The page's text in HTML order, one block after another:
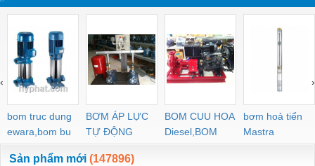
khuôn mẫu Minitor
bom truc dung
ewara,bom bu
ewara
BƠM ÁP LỰC
TỰ ĐỘNG
BOM CUU HOA
Diesel,BOM
CHUA CHAY
bơm hoả tiển
Mastra
‹ ›
Sản phẩm mới (147896)